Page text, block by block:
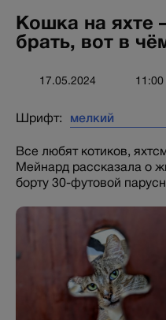
Кошка на яхте
брать, вот в
17.05.2024 11:00
Шрифт:
Все любят котиков,
Мейнард рассказала о
борту 30-футовой